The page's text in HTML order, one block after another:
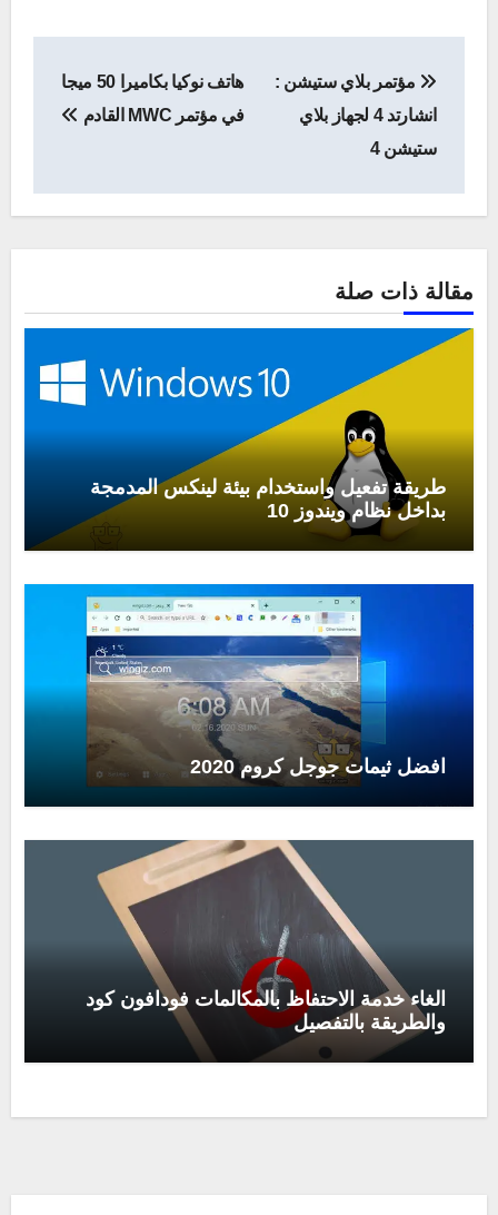
المقالات
مؤتمر بلاي ستيشن :
انشارتد 4 لجهاز بلاي
ستيشن 4
هاتف نوكيا بكاميرا 50 ميجا
في مؤتمر MWC القادم
مقالة ذات صلة
طريقة تفعيل واستخدام بيئة لينكس المدمجة
بداخل نظام ويندوز 10
افضل ثيمات جوجل كروم 2020
الغاء خدمة الاحتفاظ بالمكالمات فودافون كود
والطريقة بالتفصيل